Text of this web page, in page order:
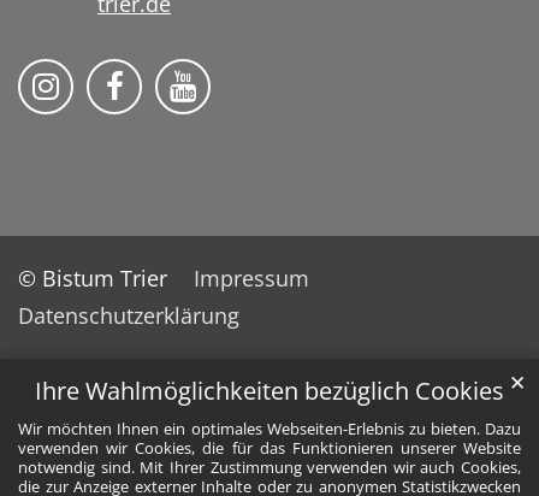
Ihre Wahlmöglichkeiten bezüglich Cookies
Wir möchten Ihnen ein optimales Webseiten-Erlebnis zu bieten. Dazu
verwenden wir Cookies, die für das Funktionieren unserer Website
notwendig sind. Mit Ihrer Zustimmung verwenden wir auch Cookies,
die zur Anzeige externer Inhalte oder zu anonymen Statistikzwecken
✕
Folge uns auf Instragram
Folge uns auf Facebook
Fogle uns auf YouTube
© Bistum Trier
Impressum
Datenschutzerklärung